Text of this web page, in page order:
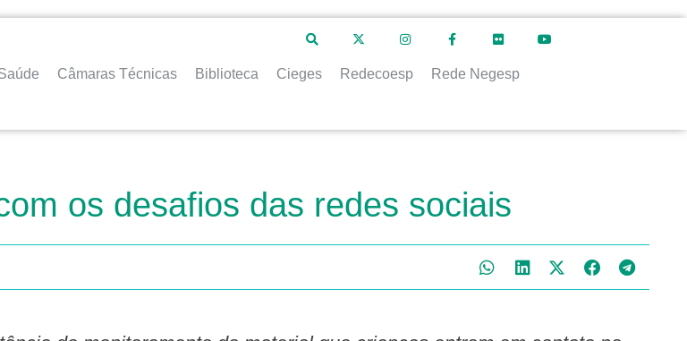
Câmaras Técnicas Biblioteca Cieges Redecoesp Rede Negesp
os desafios das redes sociais